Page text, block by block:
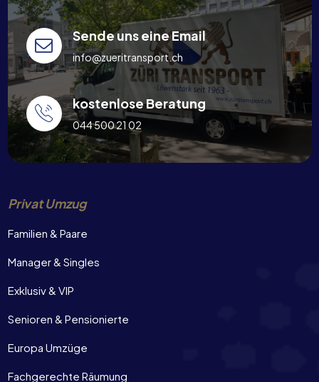
Sende uns eine Email
info@zueritransport.ch
kostenlose Beratung
044 500 21 02
Privat Umzug
Familien & Paare
Manager & Singles
Exklusiv & VIP
Senioren & Pensionierte
Europa Umzüge
Fachgerechte Räumung